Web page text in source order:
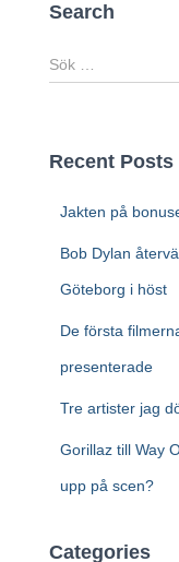
Search
S
ö
fRecent Posts
Jakten på
Bob Dylan
Göteborg i höst
De första
presenterade
Tre artister jag
Gorillaz till Way
upp på scen?
Categories